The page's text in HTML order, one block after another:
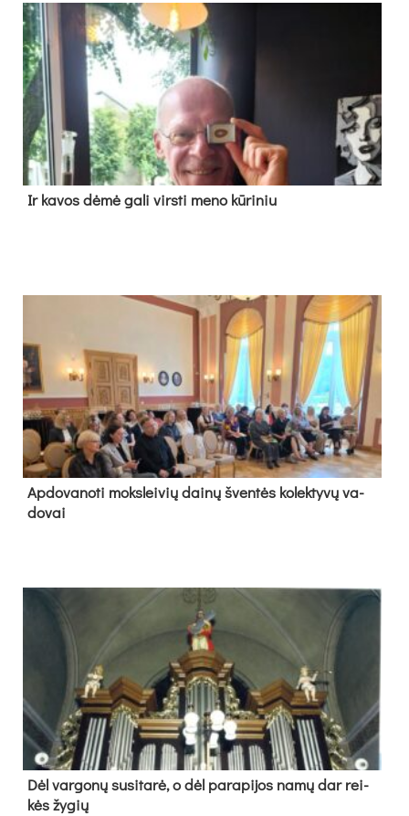
Ir ka­vos dė­mė ga­li virs­ti me­no kū­ri­niu
Ap­do­va­no­ti moks­lei­vių dai­nų šven­tės ko­lek­ty­vų va­
do­vai
Dėl var­go­nų su­si­ta­rė, o dėl pa­ra­pi­jos na­mų dar rei­
kės žy­gių